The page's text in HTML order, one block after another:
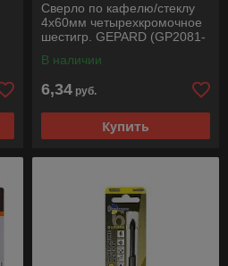
Сверло по кафелю/стеклу
4х60мм четырехкромочное
шестигр. GEPARD (GP2081-
В наличии
6,34 руб.
Купить